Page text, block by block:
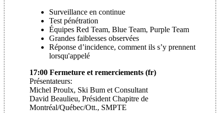
Surveillance en continue
Test pénétration
Équipes Red Team, Blue Team, Purple Team
Grandes faiblesses observées
Réponse d’incidence, comment ils s’y prennent
lorsqu'appelé
17:00 Fermeture et remerciements (fr)
Présentateurs:
Michel Proulx, Ski Bum et Consultant
David Beaulieu, Président Chapitre de
Montréal/Québec/Ott., SMPTE